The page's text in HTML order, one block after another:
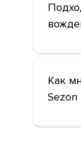
Как